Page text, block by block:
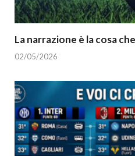
La narrazione è la cosa
02/05/2026